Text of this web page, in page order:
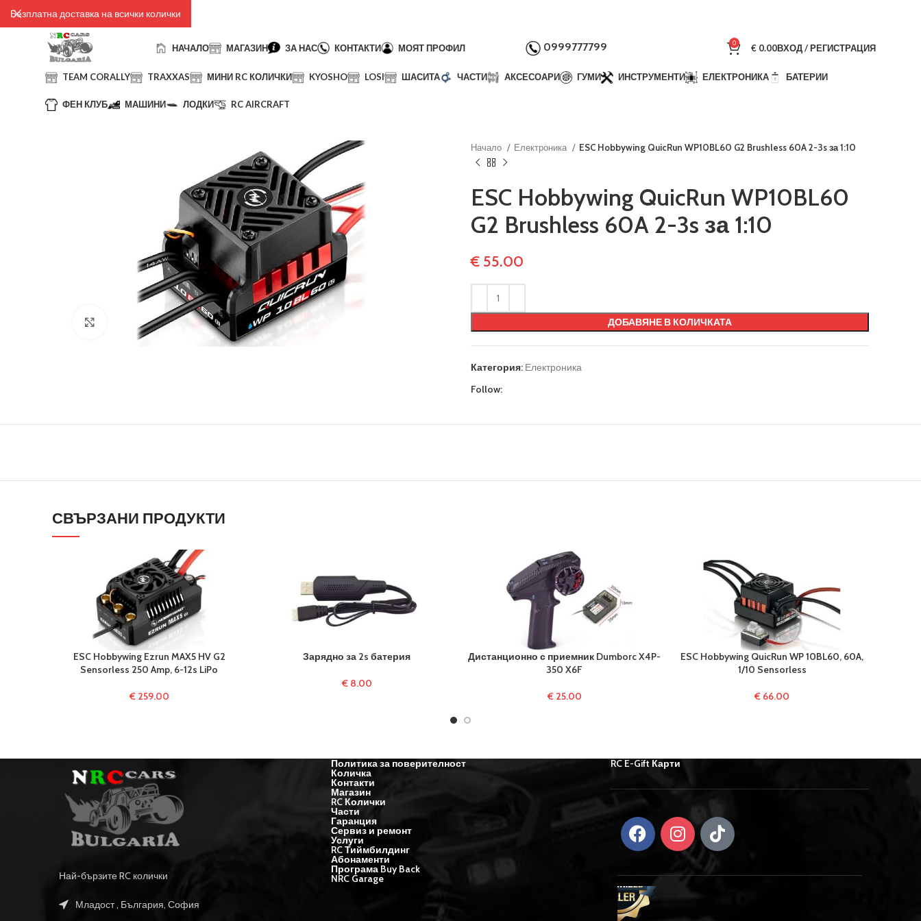
НАЧАЛО МАГАЗИН ЗА НАС КОНТАКТИ МОЯТ ПРОФИЛ 0999777799 0 € 0.00ВХОД / РЕГИСТРАЦИЯ
TEAM CORALLY TRAXXAS МИНИ RC КОЛИЧКИ KYOSHO LOSI ШАСИТА ЧАСТИ АКСЕСОАРИ ГУМИ ИНСТРУМЕНТИ ЕЛЕКТРОНИКА БАТЕРИИ
ФЕН КЛУБ МАШИНИ ЛОДКИ RC AIRCRAFT
Click to enlarge
Начало Електроника ESC Hobbywing QuicRun WP10BL60 G2 Brushless 60A 2-3s за 1:10
ESC Hobbywing QuicRun WP10BL60
G2 Brushless 60A 2-3s за 1:10
€ 55.00
ДОБАВЯНЕ В КОЛИЧКАТА
Категория: Електроника
Follow:
СВЪРЗАНИ ПРОДУКТИ
ESC Hobbywing Ezrun MAX5 HV G2
Sensorless 250 Amp, 6-12s LiPo
€259.00
Зарядно за 2s батерия
€8.00
Дистанционно с приемник Dumborc X4P-
350 X6F
€25.00
ESC Hobbywing QuicRun WP 10BL60, 60A,
1/10 Sensorless
€ 66.00
Най-бързите RC колички
Младост , България, София
Политика за поверителност
Количка
Контакти
Магазин
RC Колички
Части
Гаранция
Сервиз и ремонт
Услуги
RC Тиймбилдинг
Абонаменти
Програма Buy Back
NRC Garage
RC E-Gift Карти
Безплатна доставка на всички колички